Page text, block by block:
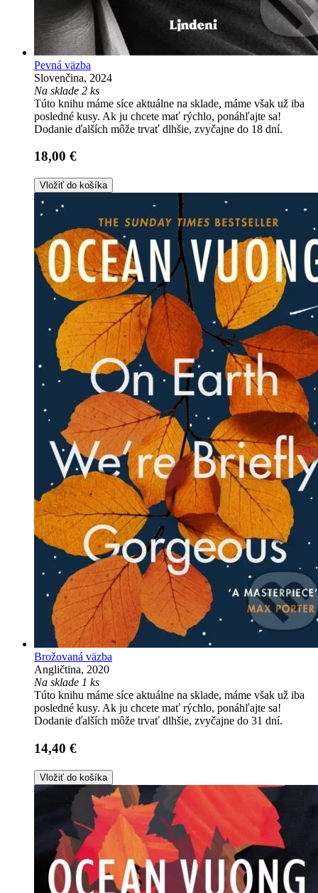
Pevná väzba
Slovenčina, 2024
Na sklade 2 ks
Túto knihu máme síce aktuálne na sklade, máme však už iba
posledné kusy. Ak ju chcete mať rýchlo, ponáhľajte sa!
Dodanie ďalších môže trvať dlhšie, zvyčajne do 18 dní.
18,00 €
Vložiť do košíka
Brožovaná väzba
Angličtina, 2020
Na sklade 1 ks
Túto knihu máme síce aktuálne na sklade, máme však už iba
posledné kusy. Ak ju chcete mať rýchlo, ponáhľajte sa!
Dodanie ďalších môže trvať dlhšie, zvyčajne do 31 dní.
14,40 €
Vložiť do košíka